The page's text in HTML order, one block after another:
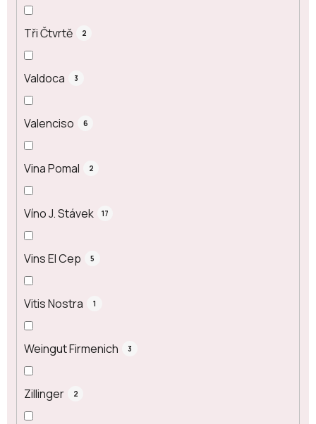
Tři Čtvrtě 2
Valdoca 3
Valenciso 6
Vina Pomal 2
Víno J. Stávek 17
Vins El Cep 5
Vitis Nostra 1
Weingut Firmenich 3
Zillinger 2